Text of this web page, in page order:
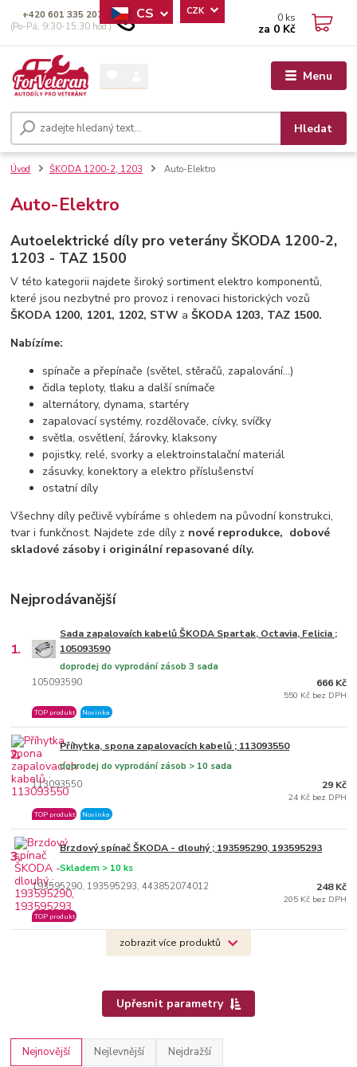
Menu
CS CZK
Hledat
+420 601 335 207
(Po-Pá, 9:30-15:30 hod.)
0 ks
za 0 Kč
Úvod ŠKODA 1200-2, 1203 Auto-Elektro
Auto-Elektro
Autoelektrické díly pro veterány ŠKODA 1200-2,
1203 - TAZ 1500
V této kategorii najdete široký sortiment elektro komponentů,
které jsou nezbytné pro provoz i renovaci historických vozů
ŠKODA 1200, 1201, 1202, STW aŠKODA 1203, TAZ 1500.
Nabízíme:
spínače a přepínače (světel, stěračů, zapalování…)
čidla teploty, tlaku a další snímače
alternátory, dynama, startéry
zapalovací systémy, rozdělovače, cívky, svíčky
světla, osvětlení, žárovky, klaksony
pojistky, relé, svorky a elektroinstalační materiál
zásuvky, konektory a elektro příslušenství
ostatní díly
Všechny díly pečlivě vybíráme s ohledem na původní konstrukci,
tvar i funkčnost. Najdete zde díly z nové reprodukce, dobové
skladové zásoby i originální repasované díly.
Nejprodávanější
1.
Sada zapalovaích kabelů ŠKODA Spartak, Octavia, Felicia ;
105093590
105093590
doprodej do vyprodání zásob 3 sada
TOP produkt Novinka
666 Kč
550 Kč bez DPH
2. Příhytka, spona zapalovacích kabelů ; 113093550
113093550
doprodej do vyprodání zásob > 10 sada
TOP produkt Novinka
29 Kč
24 Kč bez DPH
3. Brzdový spínač ŠKODA - dlouhý ; 193595290, 193595293
193595290, 193595293, 443852074012
Skladem > 10 ks
TOP produkt
248 Kč
205 Kč bez DPH
zobrazit více produktů
Upřesnit parametry
Nejnovější Nejlevnější Nejdražší